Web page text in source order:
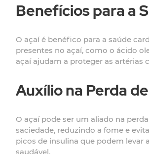
Benefícios para a
O açaí é benéfico para a saúde
presentes no açaí, como o ácido
açaí ajudam a proteger as artérias
Auxílio na Perda
O açaí pode ser um aliado na
saciedade, reduzindo a fome e
picos de insulina que podem levar
saudável.